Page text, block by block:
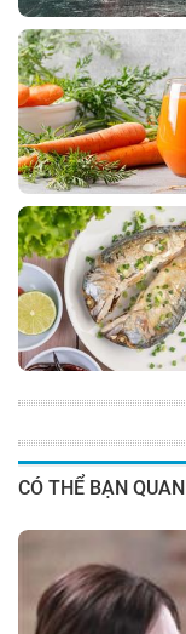
CÓ THỂ BẠN